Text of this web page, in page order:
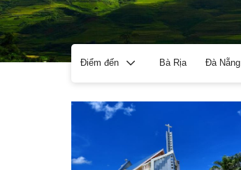
Điểm đến Bà Rịa Đà Nẵng